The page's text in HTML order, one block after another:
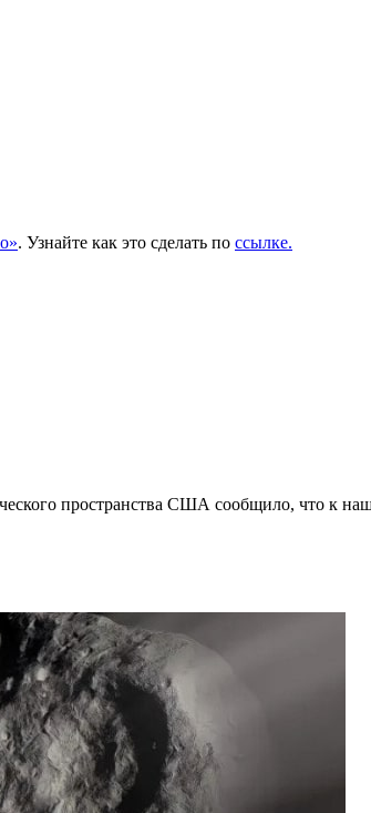
. Узнайте как это сделать по ссылке.
пространства США сообщило, что к